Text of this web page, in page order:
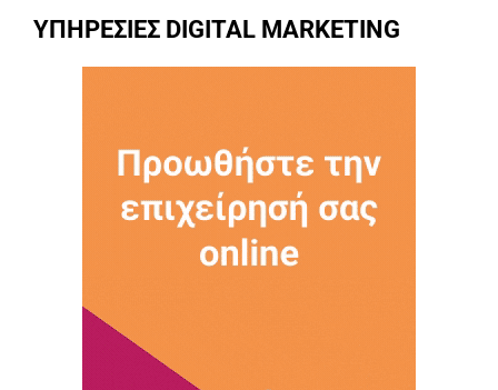
ΥΠΗΡΕΣΙΕΣ DIGITAL MARKETING